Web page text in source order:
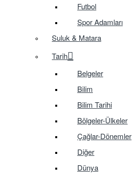
Futbol
Spor Adamları
Suluk & Matara
Tarih
Belgeler
Bilim
Bilim Tarihi
Bölgeler-Ülkeler
Çağlar-Dönemler
Diğer
Dünya